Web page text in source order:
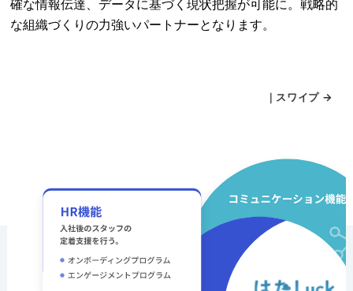
確な情報伝達、データに基づく現状把握が可能に。戦略的
な組織づくりの力強いパートナーとなります。